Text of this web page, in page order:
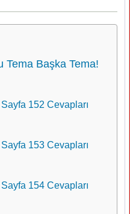
Tema Başka Tema!
152 Cevapları
153 Cevapları
154 Cevapları